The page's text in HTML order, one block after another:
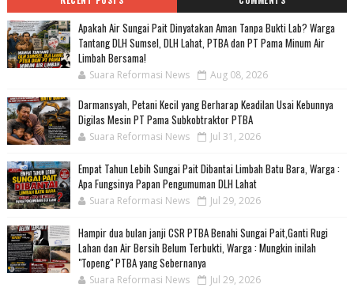
Apakah Air Sungai Pait Dinyatakan Aman Tanpa Bukti Lab? Warga
Tantang DLH Sumsel, DLH Lahat, PTBA dan PT Pama Minum Air
Limbah Bersama!
Suara Reformasi News Aug 08, 2026
Darmansyah, Petani Kecil yang Berharap Keadilan Usai Kebunnya
Digilas Mesin PT Pama Subkobtraktor PTBA
Suara Reformasi News Jul 31, 2026
Empat Tahun Lebih Sungai Pait Dibantai Limbah Batu Bara, Warga :
Apa Fungsinya Papan Pengumuman DLH Lahat
Suara Reformasi News Jul 29, 2026
Hampir dua bulan janji CSR PTBA Benahi Sungai Pait,Ganti Rugi
Lahan dan Air Bersih Belum Terbukti, Warga : Mungkin inilah
"Topeng" PTBA yang Sebernanya
Suara Reformasi News Jul 29, 2026